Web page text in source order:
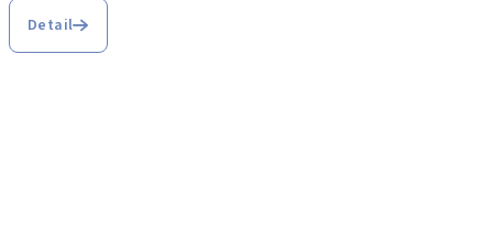
Detail